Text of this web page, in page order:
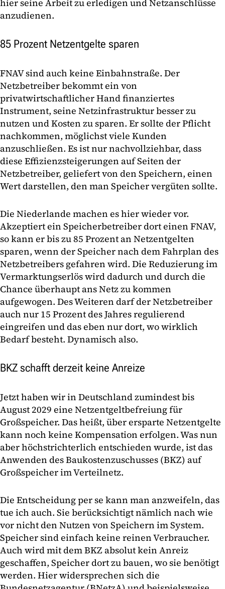
hier seine Arbeit zu erledigen und Netzanschlüsse
anzudienen.
85 Prozent Netzentgelte sparen
FNAV sind auch keine Einbahnstraße. Der
Netzbetreiber bekommt ein von
privatwirtschaftlicher Hand finanziertes
Instrument, seine Netzinfrastruktur besser zu
nutzen und Kosten zu sparen. Er sollte der Pflicht
nachkommen, möglichst viele Kunden
anzuschließen. Es ist nur nachvollziehbar, dass
diese Effizienzsteigerungen auf Seiten der
Netzbetreiber, geliefert von den Speichern, einen
Wert darstellen, den man Speicher vergüten sollte.
Die Niederlande machen es hier wieder vor.
Akzeptiert ein Speicherbetreiber dort einen FNAV,
so kann er bis zu 85 Prozent an Netzentgelten
sparen, wenn der Speicher nach dem Fahrplan des
Netzbetreibers gefahren wird. Die Reduzierung im
Vermarktungserlös wird dadurch und durch die
Chance überhaupt ans Netz zu kommen
aufgewogen. Des Weiteren darf der Netzbetreiber
auch nur 15 Prozent des Jahres regulierend
eingreifen und das eben nur dort, wo wirklich
Bedarf besteht. Dynamisch also.
BKZ schafft derzeit keine Anreize
Jetzt haben wir in Deutschland zumindest bis
August 2029 eine Netzentgeltbefreiung für
Großspeicher. Das heißt, über ersparte Netzentgelte
kann noch keine Kompensation erfolgen. Was nun
aber höchstrichterlich entschieden wurde, ist das
Anwenden des Baukostenzuschusses (BKZ) auf
Großspeicher im Verteilnetz.
Die Entscheidung per se kann man anzweifeln, das
tue ich auch. Sie berücksichtigt nämlich nach wie
vor nicht den Nutzen von Speichern im System.
Speicher sind einfach keine reinen Verbraucher.
Auch wird mit dem BKZ absolut kein Anreiz
geschaffen, Speicher dort zu bauen, wo sie benötigt
werden. Hier widersprechen sich die